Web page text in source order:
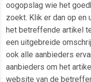
oogopslag wie het
zoekt. Klik er dan op en
het betreffende artikel
een uitgebreide
ook alle aanbieders
aanbieders om het
website van de